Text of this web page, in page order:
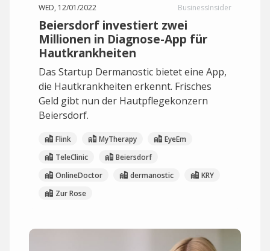
WED, 12/01/2022 BusinessInsider
Beiersdorf investiert zwei
Millionen in Diagnose-App für
Hautkrankheiten
Das Startup Dermanostic bietet eine App,
die Hautkrankheiten erkennt. Frisches
Geld gibt nun der Hautpflegekonzern
Beiersdorf.
Flink MyTherapy
EyeEm
TeleClinic
Beiersdorf
OnlineDoctor
dermanostic
KRY
Zur Rose